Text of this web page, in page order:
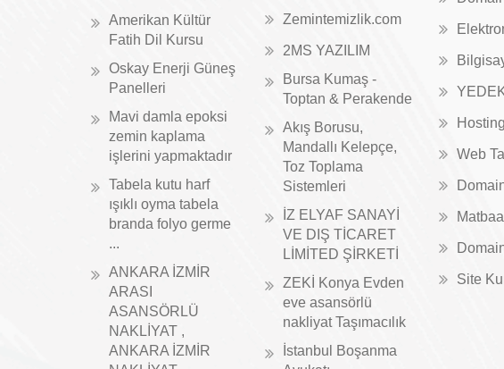
Amerikan Kültür
Fatih Dil Kursu
Oskay Enerji Güneş
Panelleri
Mavi damla epoksi
zemin kaplama
işlerini yapmaktadır
Tabela kutu harf
ışıklı oyma tabela
branda folyo germe
...
ANKARA İZMİR
ARASI
ASANSÖRLÜ
NAKLİYAT ,
ANKARA İZMİR
Zemintemizlik.com
2MS YAZILIM
Bursa Kumaş -
Toptan & Perakende
Akış Borusu,
Mandallı Kelepçe,
Toz Toplama
Sistemleri
İZ ELYAF SANAYİ
VE DIŞ TİCARET
LİMİTED ŞİRKETİ
ZEKİ Konya Evden
eve asansörlü
nakliyat Taşımacılık
İstanbul Boşanma
Hosting
Web
Matbaa
Site